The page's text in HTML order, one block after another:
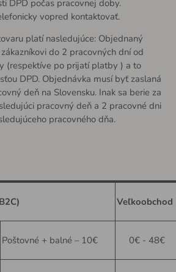
DPD počas pracovnej doby.
vopred kontaktovať.
platí nasledujúce: Objednaný
do 2 pracovných dní od
(respektíve po prijatí platby ) a to
DPD. Objednávka musí byť zaslaná
deň na Slovensku. Inak sa berie za
pracovný deň a 2 pracovné dni
pracovného dňa.
Veľkoobchod
Poštovné + balné – 10€ 0€ - 48€